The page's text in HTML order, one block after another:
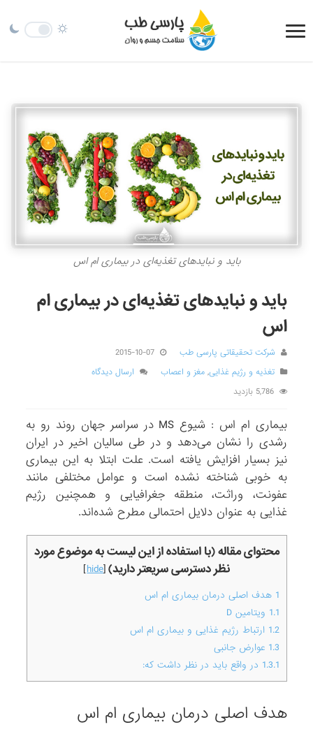
باید و نبایدهای تغذیه‌ای در بیماری ام‌ اس
باید و نبایدهای تغذیه‌ای در بیماری ام
اس
شرکت تحقیقاتی پارسی طب
2015-10-07
تغذیه و رژیم غذایی,مغز و اعصاب
ارسال دیدگاه
5,786 بازدید
بیماری ام اس : شیوع MS در سراسر جهان روند رو به
رشدی را نشان می‌دهد و در طی سالیان اخیر در ایران
نیز بسیار افزایش یافته است. علت ابتلا به این بیماری
به خوبی شناخته نشده است و عوامل مختلفی مانند
عفونت، وراثت، منطقه جغرافیایی و همچنین رژیم
غذایی به عنوان دلایل احتمالی مطرح شده‌اند.
محتوای مقاله (با استفاده از این لیست به موضوع مورد
نظر دسترسی سریعتر دارید)[
hide
]
1 هدف اصلی درمان بیماری ام اس
1.1 ویتامین D
1.2 ارتباط رژیم غذایی و بیماری ام اس
1.3 عوارض جانبی
1.3.1 در واقع باید در نظر داشت که:
هدف اصلی درمان بیماری ام اس